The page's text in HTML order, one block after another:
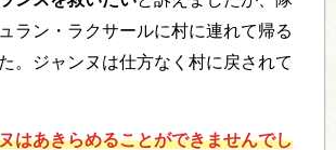
ラン・ラクサールに村に連れて帰る
。ジャンヌは仕方なく村に戻されて
はあきらめることができませんでし